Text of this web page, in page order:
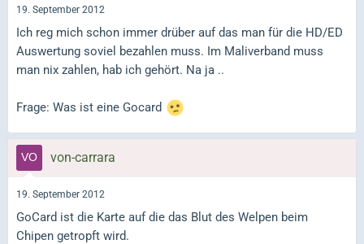
19. September 2012
Ich reg mich schon immer drüber auf das man für die HD/ED
Auswertung soviel bezahlen muss. Im Maliverband muss
man nix zahlen, hab ich gehört. Na ja ..
Frage: Was ist eine Gocard
von-carrara
19. September 2012
GoCard ist die Karte auf die das Blut des Welpen beim
Chipen getropft wird.